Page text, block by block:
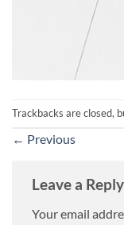
Trackbacks are closed,
← Previous
Leave a Reply
Your email